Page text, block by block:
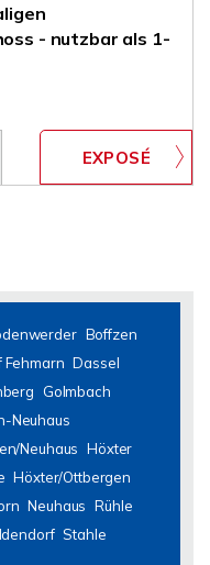
- nutzbar als 1-
Boffzen
Fehmarn Dassel
Golmbach
Neuhaus
Neuhaus Höxter
Höxter/Ottbergen
Neuhaus Rühle
Stahle